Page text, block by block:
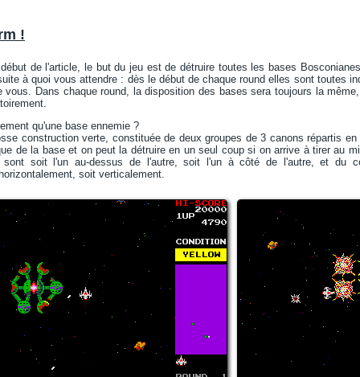
!
de l'article, le but du jeu est de détruire toutes les bases
à quoi vous attendre : dès le début de chaque round elles sont toutes
vous. Dans chaque round, la disposition des bases sera toujours la
qu'une base ennemie ?
construction verte, constituée de deux groupes de 3 canons répartis
de la base et on peut la détruire en un seul coup si on arrive à tirer au
sont soit l'un au-dessus de l'autre, soit l'un à côté de l'autre, et du
soit verticalement.